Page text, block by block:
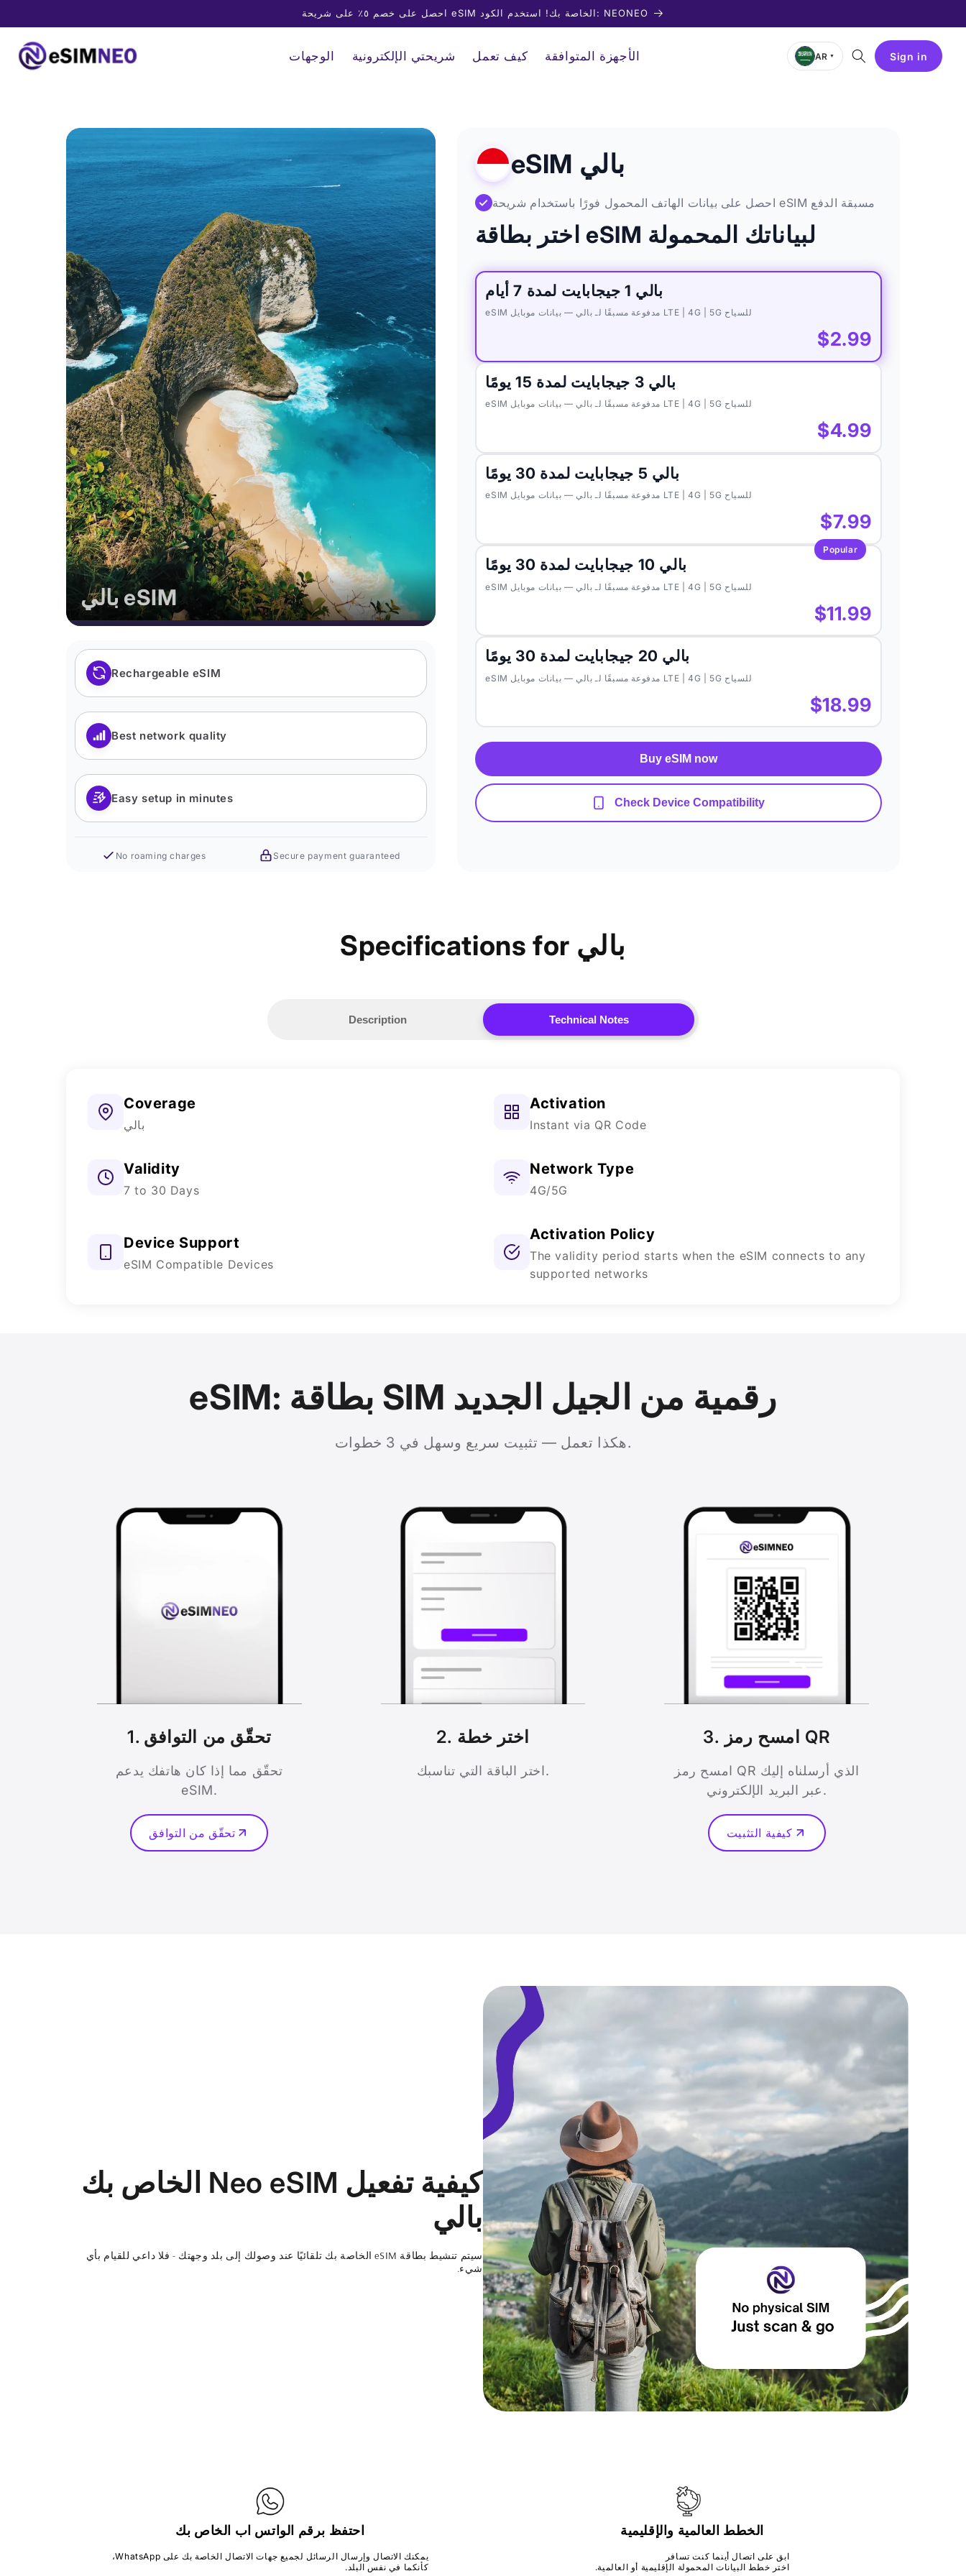
احصل على خصم ٥٪ على شريحة eSIM الخاصة بك! استخدم الكود: NEONEO
الوجهات شريحتي الإلكترونية كيف تعمل الأجهزة المتوافقة AR ▼ Sign in
بالي eSIM
Rechargeable eSIM
Best network quality
Easy setup in minutes
No roaming charges Secure payment guaranteed
eSIM بالي
✓ احصل على بيانات الهاتف المحمول فورًا باستخدام شريحة eSIM مسبقة الدفع
اختر بطاقة eSIM لبياناتك المحمولة
بالي 1 جيجابايت لمدة 7 أيام
eSIM مدفوعة مسبقًا لـ بالي — بيانات موبايل LTE | 4G | 5G للسياح
$2.99
بالي 3 جيجابايت لمدة 15 يومًا
eSIM مدفوعة مسبقًا لـ بالي — بيانات موبايل LTE | 4G | 5G للسياح
$4.99
بالي 5 جيجابايت لمدة 30 يومًا
eSIM مدفوعة مسبقًا لـ بالي — بيانات موبايل LTE | 4G | 5G للسياح
$7.99
Popular
بالي 10 جيجابايت لمدة 30 يومًا
eSIM مدفوعة مسبقًا لـ بالي — بيانات موبايل LTE | 4G | 5G للسياح
$11.99
بالي 20 جيجابايت لمدة 30 يومًا
eSIM مدفوعة مسبقًا لـ بالي — بيانات موبايل LTE | 4G | 5G للسياح
$18.99
Buy eSIM now
Check Device Compatibility
Specifications for بالي
Description Technical Notes
Coverage
بالي
Activation
Instant via QR Code
Validity
7 to 30 Days
Network Type
4G/5G
Device Support
eSIM Compatible Devices
Activation Policy
The validity period starts when the eSIM connects to any
supported networks
eSIM: بطاقة SIM رقمية من الجيل الجديد
هكذا تعمل — تثبيت سريع وسهل في 3 خطوات.
1. تحقّق من التوافق
تحقّق مما إذا كان هاتفك يدعم
eSIM.
تحقّق من التوافق
2. اختر خطة
اختر الباقة التي تناسبك.
3. امسح رمز QR
امسح رمز QR الذي أرسلناه إليك
عبر البريد الإلكتروني.
كيفية التثبيت
كيفية تفعيل Neo eSIM الخاص بك
بالي
سيتم تنشيط بطاقة eSIM الخاصة بك تلقائيًا عند وصولك إلى بلد وجهتك - فلا داعي للقيام بأي
شيء.
احتفظ برقم الواتس اب الخاص بك
يمكنك الاتصال وإرسال الرسائل لجميع جهات الاتصال الخاصة بك على WhatsApp،
كأنكما في نفس البلد.
الخطط العالمية والإقليمية
ابق على اتصال أينما كنت تسافر
اختر خطط البيانات المحمولة الإقليمية أو العالمية.